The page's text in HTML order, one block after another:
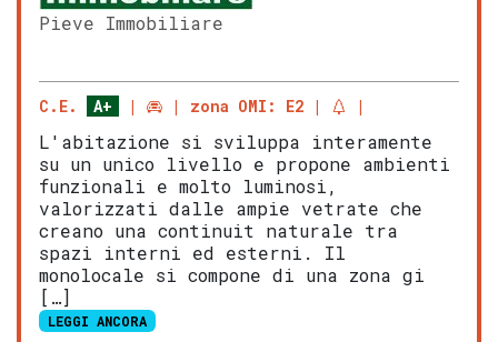
Pieve Immobiliare
C.E. A+ zona OMI: E2
L'abitazione si sviluppa interamente
su un unico livello e propone ambienti
funzionali e molto luminosi,
valorizzati dalle ampie vetrate che
creano una continuit naturale tra
spazi interni ed esterni. Il
monolocale si compone di una zona gi
[…]
LEGGI ANCORA